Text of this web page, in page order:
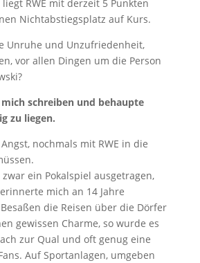
RWE mit derzeit 5 Punkten
Nichtabstiegsplatz auf Kurs.
Unruhe und Unzufriedenheit,
vor allen Dingen um die Person
schreiben und behaupte
zu liegen.
nochmals mit RWE in die
ein Pokalspiel ausgetragen,
mich an 14 Jahre
die Reisen über die Dörfer
gewissen Charme, so wurde es
zur Qual und oft genug eine
Auf Sportanlagen, umgeben